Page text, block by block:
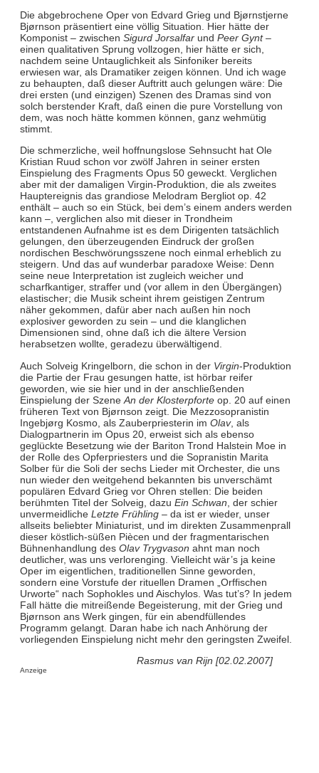
Die abgebrochene Oper von Edvard Grieg und Bjørnstjerne
Bjørnson präsentiert eine völlig Situation. Hier hätte der
Komponist – zwischen Sigurd Jorsalfar und Peer Gynt –
einen qualitativen Sprung vollzogen, hier hätte er sich,
nachdem seine Untauglichkeit als Sinfoniker bereits
erwiesen war, als Dramatiker zeigen können. Und ich wage
zu behaupten, daß dieser Auftritt auch gelungen wäre: Die
drei ersten (und einzigen) Szenen des Dramas sind von
solch berstender Kraft, daß einen die pure Vorstellung von
dem, was noch hätte kommen können, ganz wehmütig
stimmt.
Die schmerzliche, weil hoffnungslose Sehnsucht hat Ole
Kristian Ruud schon vor zwölf Jahren in seiner ersten
Einspielung des Fragments Opus 50 geweckt. Verglichen
aber mit der damaligen Virgin-Produktion, die als zweites
Hauptereignis das grandiose Melodram Bergliot op. 42
enthält – auch so ein Stück, bei dem’s einem anders werden
kann –, verglichen also mit dieser in Trondheim
entstandenen Aufnahme ist es dem Dirigenten tatsächlich
gelungen, den überzeugenden Eindruck der großen
nordischen Beschwörungsszene noch einmal erheblich zu
steigern. Und das auf wunderbar paradoxe Weise: Denn
seine neue Interpretation ist zugleich weicher und
scharfkantiger, straffer und (vor allem in den Übergängen)
elastischer; die Musik scheint ihrem geistigen Zentrum
näher gekommen, dafür aber nach außen hin noch
explosiver geworden zu sein – und die klanglichen
Dimensionen sind, ohne daß ich die ältere Version
herabsetzen wollte, geradezu überwältigend.
Auch Solveig Kringelborn, die schon in der Virgin-Produktion
die Partie der Frau gesungen hatte, ist hörbar reifer
geworden, wie sie hier und in der anschließenden
Einspielung der Szene An der Klosterpforte op. 20 auf einen
früheren Text von Bjørnson zeigt. Die Mezzosopranistin
Ingebjørg Kosmo, als Zauberpriesterin im Olav, als
Dialogpartnerin im Opus 20, erweist sich als ebenso
geglückte Besetzung wie der Bariton Trond Halstein Moe in
der Rolle des Opferpriesters und die Sopranistin Marita
Solber für die Soli der sechs Lieder mit Orchester, die uns
nun wieder den weitgehend bekannten bis unverschämt
populären Edvard Grieg vor Ohren stellen: Die beiden
berühmten Titel der Solveig, dazu Ein Schwan , der schier
unvermeidliche Letzte Frühling– da ist er wieder, unser
allseits beliebter Miniaturist, und im direkten Zusammenprall
dieser köstlich-süßen Piècen und der fragmentarischen
Bühnenhandlung des Olav Trygvason ahnt man noch
deutlicher, was uns verlorenging. Vielleicht wär’s ja keine
Oper im eigentlichen, traditionellen Sinne geworden,
sondern eine Vorstufe der rituellen Dramen „Orffischen
Urworte“ nach Sophokles und Aischylos. Was tut’s? In jedem
Fall hätte die mitreißende Begeisterung, mit der Grieg und
Bjørnson ans Werk gingen, für ein abendfüllendes
Programm gelangt. Daran habe ich nach Anhörung der
vorliegenden Einspielung nicht mehr den geringsten Zweifel.
Rasmus van Rijn [02.02.2007]
Anzeige